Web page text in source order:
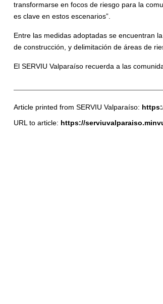
transformarse en focos de riesgo para la
es clave en estos escenarios”.
Entre las medidas adoptadas se encuentran
de construcción, y delimitación de áreas de
El SERVIU Valparaíso recuerda a las
Article printed from SERVIU Valparaíso:
URL to article: https://